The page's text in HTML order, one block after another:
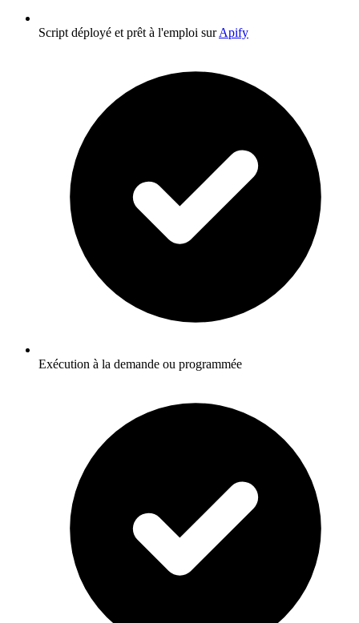
Script déployé et prêt à l'emploi surApify
Exécution à la demande ou programmée